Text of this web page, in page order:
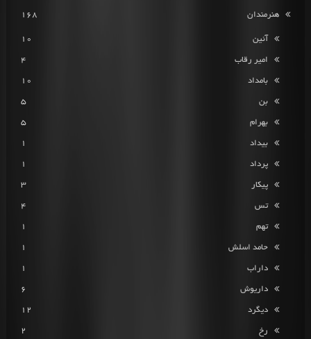
هنرمندان 168
آئین 10
امیر رقاب 4
بامداد 10
بن 5
بهرام 5
بیداد 1
پرداد 1
پیکار 3
تس 4
تهم 1
حامد اسلش 1
داراب 1
داریوش 6
دیگرد 12
رخ 2